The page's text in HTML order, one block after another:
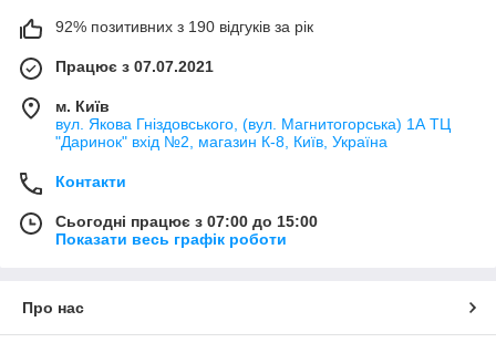
92% позитивних з 190 відгуків за рік
Працює з 07.07.2021
м. Київ
вул. Якова Гніздовського, (вул. Магнитогорська) 1А ТЦ
"Даринок" вхід №2, магазин К-8, Київ, Україна
Контакти
Сьогодні працює з 07:00 до 15:00
Показати весь графік роботи
Про нас